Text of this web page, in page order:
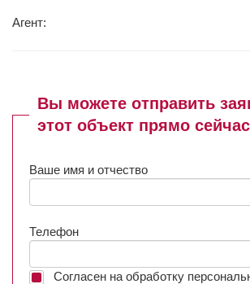
Агент:
Вы можете отправить
этот объект прямо сейчас
Ваше имя и отчество
Телефон
Согласен на обработку